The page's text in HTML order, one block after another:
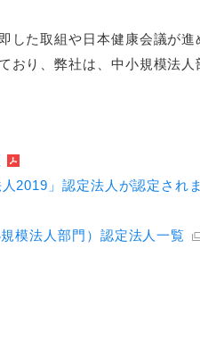
した取組や日本健康会議が
おり、弊社は、中小規模法人
2019」認定法人が認定され
模法人部門）認定法人一覧